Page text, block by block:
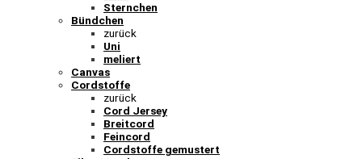
Sternchen
Bündchen
zurück
Uni
meliert
Canvas
Cordstoffe
zurück
Cord Jersey
Breitcord
Feincord
Cordstoffe gemustert